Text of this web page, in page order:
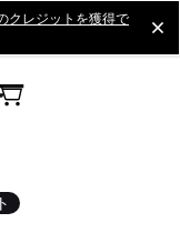
クレジットを獲得で